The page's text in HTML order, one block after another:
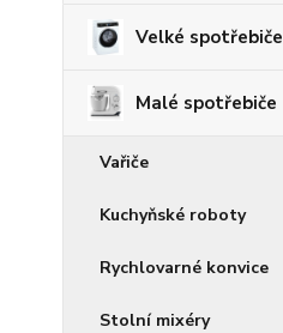
Velké spotřebiče
Malé spotřebiče
Vařiče
Kuchyňské roboty
Rychlovarné konvice
Stolní mixéry